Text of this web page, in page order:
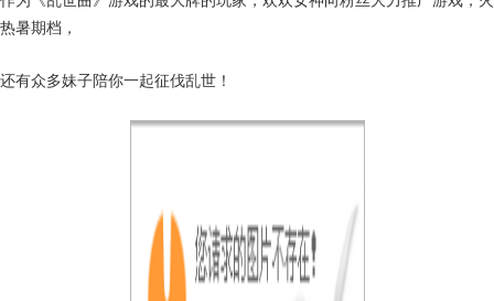
热暑期档，
还有众多妹子陪你一起征伐乱世！